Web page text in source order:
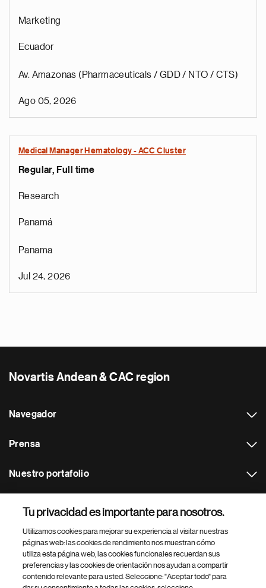
Marketing
Ecuador
Av. Amazonas (Pharmaceuticals / GDD / NTO / CTS)
Ago 05, 2026
Medical Manager Hematology - ACC Cluster
Regular, Full time
Research
Panamá
Panama
Jul 24, 2026
Novartis Andean & CAC region
Navegador
Prensa
Nuestro portafolio
Footer Site Search
Tu privacidad es importante para nosotros.
Utilizamos cookies para mejorar su experiencia al visitar nuestras
páginas web: las cookies de rendimiento nos muestran cómo
utiliza esta página web, las cookies funcionales recuerdan sus
preferencias y las cookies de orientación nos ayudan a compartir
contenido relevante para usted. Seleccione: "Aceptar todo" para